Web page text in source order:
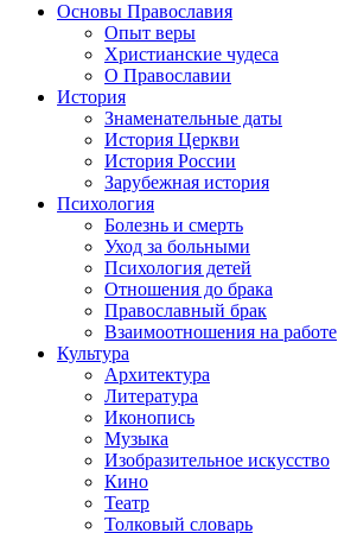
Основы Православия
Опыт веры
Христианские чудеса
О Православии
История
Знаменательные даты
История Церкви
История России
Зарубежная история
Психология
Болезнь и смерть
Уход за больными
Психология детей
Отношения до брака
Православный брак
Взаимоотношения на работе
Культура
Архитектура
Литература
Иконопись
Музыка
Изобразительное искусство
Кино
Театр
Толковый словарь